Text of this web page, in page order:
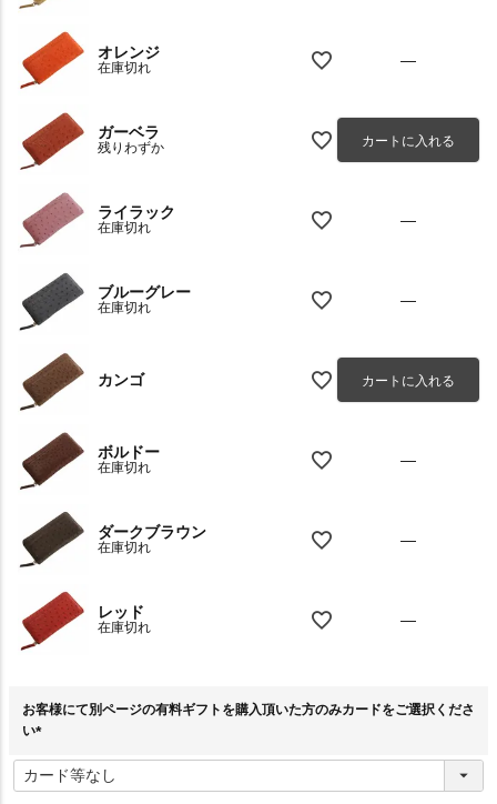
オレンジ
在庫切れ —
ガーベラ
残りわずか カートに入れる
ライラック
在庫切れ —
ブルーグレー
在庫切れ —
カンゴ カートに入れる
ボルドー
在庫切れ —
ダークブラウン
在庫切れ —
レッド
在庫切れ —
お客様にて別ページの有料ギフトを購入頂いた方のみカードをご選択くださ
い
必
須